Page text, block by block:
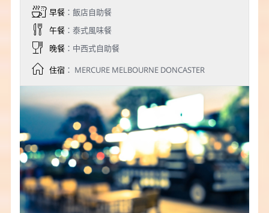
早餐：飯店自助餐
午餐：泰式風味餐
晚餐：中西式自助餐
住宿： MERCURE MELBOURNE DONCASTER